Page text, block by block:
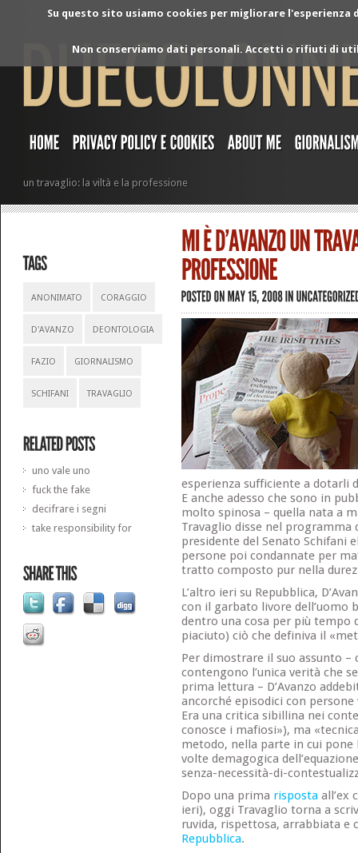
Su questo sito usiamo cookies per migliorare
Non conserviamo dati personali. Accetti o rifiuti di
un travaglio: la viltà e la professione
ANONIMATO CORAGGIO
D'AVANZO DEONTOLOGIA
FAZIO GIORNALISMO
SCHIFANI TRAVAGLIO
uno vale uno
fuck the fake
decifrare i segni
take responsibility for
esperienza sufficiente a dotarli
E anche adesso che sono in
molto spinosa – quella nata a
Travaglio disse nel programma
presidente del Senato Schifani
persone poi condannate per
tratto composto pur nella
L’altro ieri su Repubblica,
con il garbato livore dell’uomo
dentro una cosa per più tempo
piaciuto) ciò che definiva il
Per dimostrare il suo assunto
contengono l’unica verità che
prima lettura – D’Avanzo
ancorché episodici con
Era una critica sibillina nei
conosce i mafiosi»), ma
metodo, nella parte in cui pone
volte demagogica
senza-necessità-di-
Dopo una prima rispostaall’ex
ieri), oggi Travaglio torna a
ruvida, rispettosa, arrabbiata e
Repubblica.